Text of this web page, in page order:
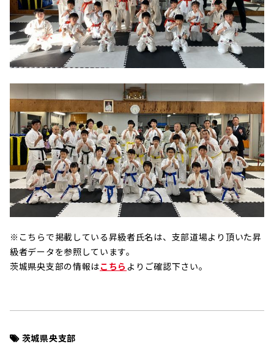
※こちらで掲載している昇級者氏名は、支部道場より頂いた昇
級者データを参照しています。
茨城県央支部の情報はこちら よりご確認下さい。
茨城県央支部